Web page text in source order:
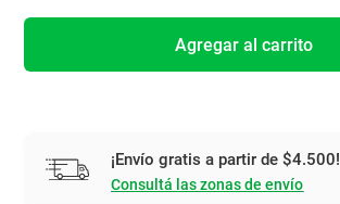
Agregar al carrito
¡Envío gratis a partir de $4.500!
Consultá las zonas de envío